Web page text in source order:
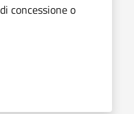
concessione o